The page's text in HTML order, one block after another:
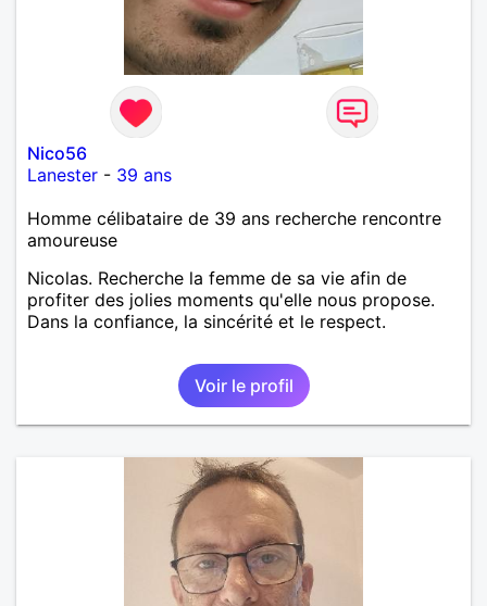
Nico56
Lanester - 39 ans
Homme célibataire de 39 ans recherche rencontre
amoureuse
Nicolas. Recherche la femme de sa vie afin de
profiter des jolies moments qu'elle nous propose.
Dans la confiance, la sincérité et le respect.
Voir le profil